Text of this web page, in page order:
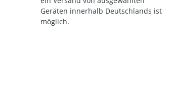
Geräten innerhalb Deutschlands ist
möglich.